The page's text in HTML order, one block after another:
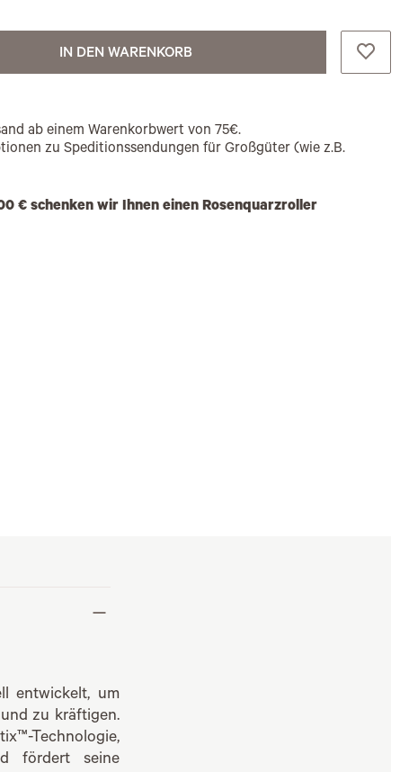
IN DEN WARENKORB
ab einem Warenkorbwert von 75€.
zu Speditionssendungen für Großgüter (wie z.B.
€ schenken wir Ihnen einen Rosenquarzroller
entwickelt, um
zu kräftigen.
Technologie,
fördert seine